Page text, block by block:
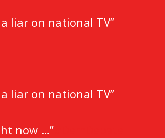
liar on national TV”
liar on national TV”
now …”